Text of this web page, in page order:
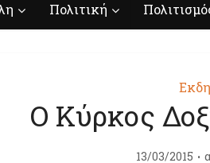
Πολιτική
Ο Κύρκος
13/03/2015